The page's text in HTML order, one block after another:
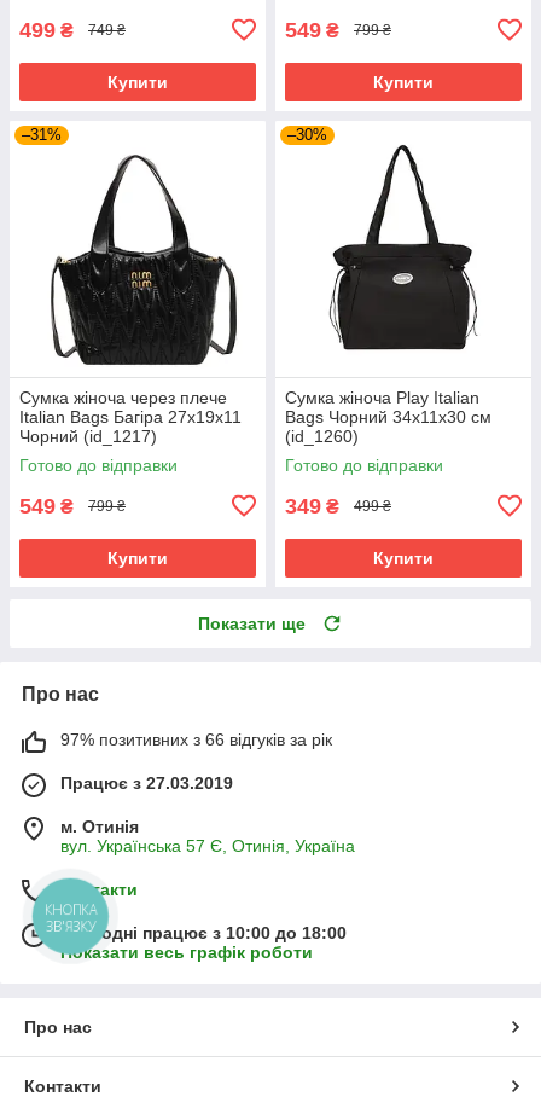
499 ₴ 749 ₴
Купити
549 ₴ 799 ₴
Купити
–31%
Сумка жіноча через плече
Italian Bags Багіра 27х19х11
Чорний (id_1217)
Готово до відправки
549 ₴ 799 ₴
Купити
–30%
Сумка жіноча Play Italian
Bags Чорний 34х11х30 см
(id_1260)
Готово до відправки
349 ₴ 499 ₴
Купити
Показати ще
Про нас
97% позитивних з 66 відгуків за рік
Працює з 27.03.2019
м. Отинія
вул. Українська 57 Є, Отинія, Україна
Контакти
Сьогодні працює з 10:00 до 18:00
Показати весь графік роботи
Про нас
Контакти
КНОПКА
ЗВ'ЯЗКУ